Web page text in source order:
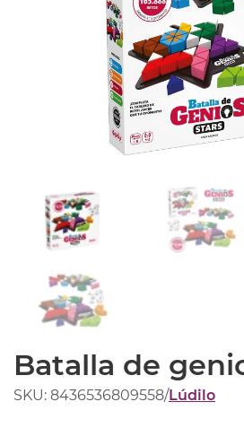
Batalla de
SKU: 8436536809558/Lúdilo